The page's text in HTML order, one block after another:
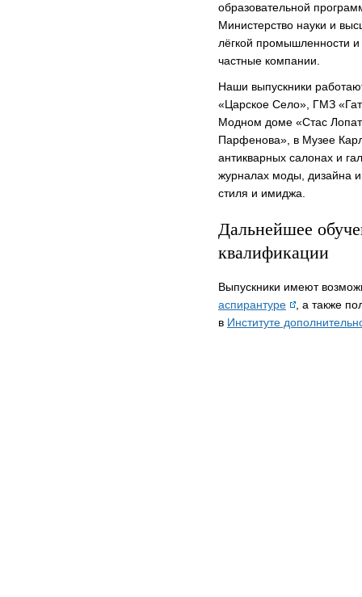
образовательной
Министерство науки и
лёгкой промышленности
частные компании.
Наши выпускники
«Царское Село», ГМЗ
Модном доме «Стас
Парфенова», в Музее
антикварных салонах и
журналах моды, дизайна и
стиля и имиджа.
Дальнейшее
квалификации
Выпускники имеют
аспирантуре
, а также
в Институте